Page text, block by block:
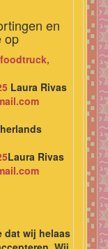
en
op
Laura Rivas
Laura Rivas
dat wij helaas